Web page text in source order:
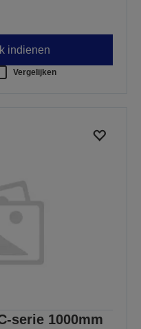
indienen
Vergelijken
serie 1000mm